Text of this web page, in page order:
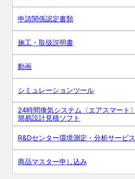
申請関係認定書類
施工・取扱説明書
動画
シミュレーションツール
24時間換気システム〈エアスマート〉
簡易設計見積ソフト
R&Dセンター環境測定・分析サービス
商品マスター申し込み